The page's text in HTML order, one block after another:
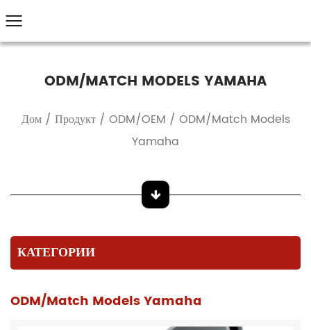
ODM/MATCH MODELS YAMAHA
Дом/ Продукт/ ODM/OEM / ODM/Match Models
Yamaha
КАТЕГОРИИ
ODM/Match Models Yamaha